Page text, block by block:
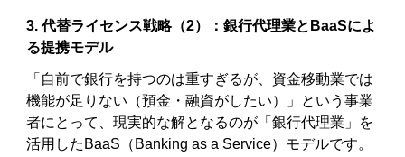
3. 代替ライセンス戦略（2）：銀行代理業とBaaSによ
る提携モデル
「自前で銀行を持つのは重すぎるが、資金移動業では
機能が足りない（預金・融資がしたい）」という事業
者にとって、現実的な解となるのが「銀行代理業」を
活用したBaaS（Banking as a Service）モデルです。